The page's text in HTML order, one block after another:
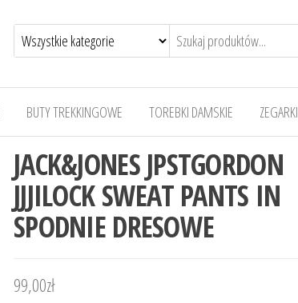
BUTY TREKKINGOWE TOREBKI DAMSKIE ZEGARKI
JACK&JONES JPSTGORDON
JJJILOCK SWEAT PANTS IN
SPODNIE DRESOWE
99,00zł